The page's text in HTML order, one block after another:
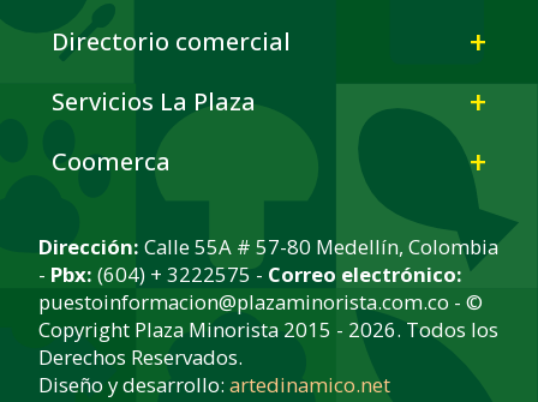
Directorio comercial
Servicios La Plaza
Coomerca
Dirección: Calle 55A # 57-80 Medellín, Colombia
- Pbx: (604) + 3222575 - Correo electrónico:
puestoinformacion@plazaminorista.com.co - ©
Copyright Plaza Minorista 2015 - 2026. Todos los
Derechos Reservados.
Diseño y desarrollo:artedinamico.net